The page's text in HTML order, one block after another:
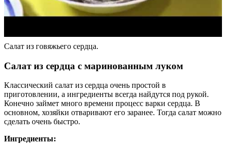
Салат из говяжьего сердца.
Салат из сердца с маринованным луком
Классический салат из сердца очень простой в
приготовлении, а ингредиенты всегда найдутся под рукой.
Конечно займет много времени процесс варки сердца. В
основном, хозяйки отваривают его заранее. Тогда салат можно
сделать очень быстро.
Ингредиенты: